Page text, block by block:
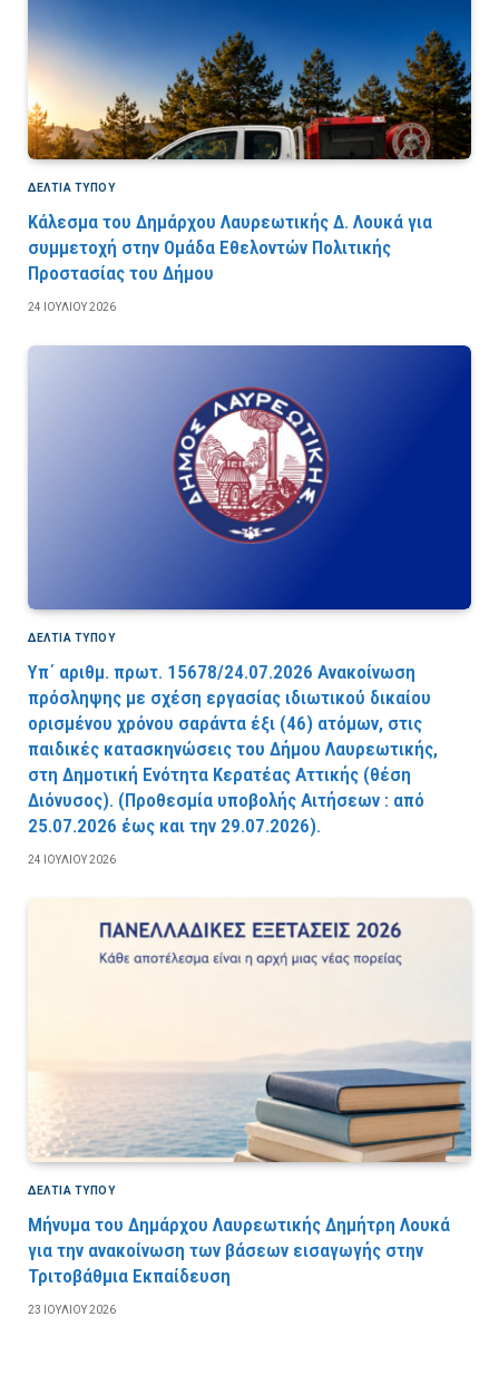
ΔΕΛΤΙΑ ΤΥΠΟΥ
Κάλεσμα του Δημάρχου Λαυρεωτικής Δ. Λουκά για
συμμετοχή στην Ομάδα Εθελοντών Πολιτικής
Προστασίας του Δήμου
24 ΙΟΥΛΊΟΥ 2026
ΔΕΛΤΙΑ ΤΥΠΟΥ
Υπ΄ αριθμ. πρωτ. 15678/24.07.2026 Ανακοίνωση
πρόσληψης με σχέση εργασίας ιδιωτικού δικαίου
ορισμένου χρόνου σαράντα έξι (46) ατόμων, στις
παιδικές κατασκηνώσεις του Δήμου Λαυρεωτικής,
στη Δημοτική Ενότητα Κερατέας Αττικής (θέση
Διόνυσος). (Προθεσμία υποβολής Αιτήσεων : από
25.07.2026 έως και την 29.07.2026).
24 ΙΟΥΛΊΟΥ 2026
ΔΕΛΤΙΑ ΤΥΠΟΥ
Μήνυμα του Δημάρχου Λαυρεωτικής Δημήτρη Λουκά
για την ανακοίνωση των βάσεων εισαγωγής στην
Τριτοβάθμια Εκπαίδευση
23 ΙΟΥΛΊΟΥ 2026